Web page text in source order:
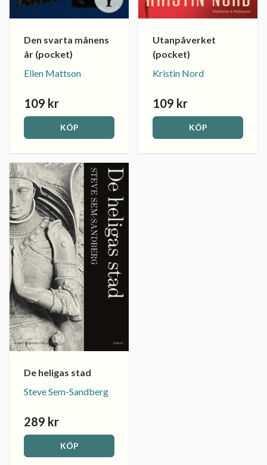
Den svarta månens
år (pocket)
Ellen Mattson
109 kr
KÖP
Utanpåverket
(pocket)
Kristin Nord
109 kr
KÖP
De heligas stad
Steve Sem-Sandberg
289 kr
KÖP